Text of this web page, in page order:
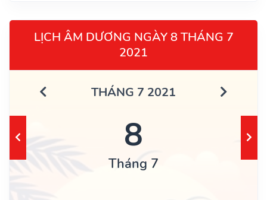
LỊCH ÂM DƯƠNG NGÀY 8 THÁNG 7
2021
THÁNG 7 2021
8
Tháng 7